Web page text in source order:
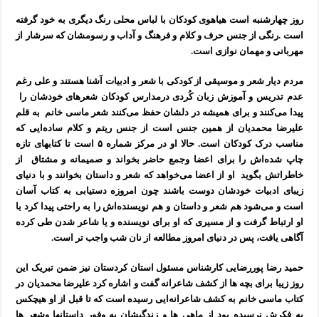
روز چهارشنبه است هیاهوی کودکان با لباس محلی رنگ دیگری به خود گرفته
است .رنگی از جنس حرف و کلام و فرهنگ و آداب و رسومشان که سرشار از
مهربانی و مهمان نوازی است.
مردم دیار شعر و موسیقی از کودکی با شعر و ادبیات آشنا هستند و علی رغم
عدم تدریس و آموزش زبان کُردی درمدارس کودکان شعرهای خودشان را
پیدا می‌کنند و برای همیشه در دلشان حفظ می‌کنند شعر ماسی خانم به قلم
علیرضا محمدیان از همین جنس است از جنس ریتم و کلام ساده‌ایی که
مناسب درک کودکان است. حالا او در مرکز شماره ۵ است تا کتابهای تازه
چاپ شده‌اش را برای اعضا وجمع حاضر بخواند و صمیمانه و مشتاق از
خاطراتش بگوید او از اعضا می‌خواهد که شعر و داستان بخوانند و با دنیای
زیبای ادبیات خودشان دوست باشند چون امروزه دستیابی به کتاب آسان
است و می‌شود هم شعر و داستان و هم نویسنده‌اش را به راحتی پیدا کرد با
او ارتباط گرفت و از مسیری که او برای نویسنده و یا شاعر شدن طی کرده
آگاهی یافت، پس در دنیای امروز مطالعه از نان شب واجب تر است.
حمید رضا پوررضایی کارشناس مسئول استان کردستان نیز ضمن تبریک این
روز زیبا برای بچه ها از کشف شاعرانه گفت و اشاره کرد علیرضا محمدیان در
کتاب ماسی خانم به کشف شاعرانه‌ایی رسیده است که تا قبل از او هیچکس
به فکرش نرسیده بود از ماهی ها و زندگیشان به وفور داستانها وشعر ها